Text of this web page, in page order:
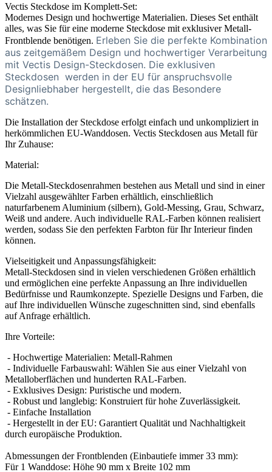
Vectis Steckdose im Komplett-Set:
Modernes Design und hochwertige Materialien. Dieses Set enthält
alles, was Sie für eine moderne Steckdose mit exklusiver Metall-
Frontblende benötigen. Erleben Sie die perfekte Kombination
aus zeitgemäßem Design und hochwertiger Verarbeitung
mit Vectis Design-Steckdosen. Die exklusiven
Steckdosen werden in der EU für anspruchsvolle
Designliebhaber hergestellt, die das Besondere
schätzen.
Die Installation der Steckdose erfolgt einfach und unkompliziert in
herkömmlichen EU-Wanddosen. Vectis Steckdosen aus Metall für
Ihr Zuhause:
Material:
Die Metall-Steckdosenrahmen bestehen aus Metall und sind in einer
Vielzahl ausgewählter Farben erhältlich, einschließlich
naturfarbenem Aluminium (silbern), Gold-Messing, Grau, Schwarz,
Weiß und andere. Auch individuelle RAL-Farben können realisiert
werden, sodass Sie den perfekten Farbton für Ihr Interieur finden
können.
Vielseitigkeit und Anpassungsfähigkeit:
Metall-Steckdosen sind in vielen verschiedenen Größen erhältlich
und ermöglichen eine perfekte Anpassung an Ihre individuellen
Bedürfnisse und Raumkonzepte. Spezielle Designs und Farben, die
auf Ihre individuellen Wünsche zugeschnitten sind, sind ebenfalls
auf Anfrage erhältlich.
Ihre Vorteile:
- Hochwertige Materialien: Metall-Rahmen
- Individuelle Farbauswahl: Wählen Sie aus einer Vielzahl von
Metalloberflächen und hunderten RAL-Farben.
- Exklusives Design: Puristische und modern.
- Robust und langlebig: Konstruiert für hohe Zuverlässigkeit.
- Einfache Installation
- Hergestellt in der EU: Garantiert Qualität und Nachhaltigkeit
durch europäische Produktion.
Abmessungen der Frontblenden (Einbautiefe immer 33 mm):
Für 1 Wanddose: Höhe 90 mm x Breite 102 mm